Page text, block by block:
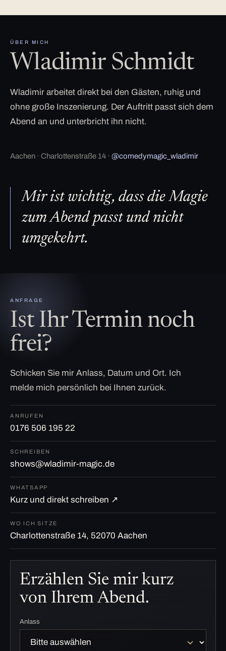
ÜBER MICH
Wladimir Schmidt
Wladimir arbeitet direkt bei den Gästen, ruhig und
ohne große Inszenierung. Der Auftritt passt sich dem
Abend an und unterbricht ihn nicht.
Aachen · Charlottenstraße 14 · @comedymagic_wladimir
Mir ist wichtig, dass die Magie
zum Abend passt und nicht
umgekehrt.
ANFRAGE
Ist Ihr Termin noch
frei?
Schicken Sie mir Anlass, Datum und Ort. Ich
melde mich persönlich bei Ihnen zurück.
ANRUFEN
0176 506 195 22
SCHREIBEN
shows@wladimir-magic.de
WHATSAPP
Kurz und direkt schreiben ↗
WO ICH SITZE
Charlottenstraße 14, 52070 Aachen
Erzählen Sie mir kurz
von Ihrem Abend.
Anlass